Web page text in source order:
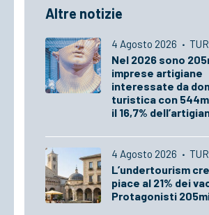
Altre notizie
4 Agosto 2026 ·
Nel 2026 sono
imprese artigiane
interessate da
turistica con
il 16,7%
4 Agosto 2026 ·
L’undertourism
piace al 21% dei
Protagonisti